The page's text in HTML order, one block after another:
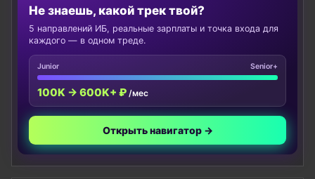
Не знаешь, какой трек твой?
5 направлений ИБ, реальные зарплаты и точка входа для
каждого — в одном треде.
Junior Senior+
100K → 600K+ ₽ /мес
Открыть навигатор →